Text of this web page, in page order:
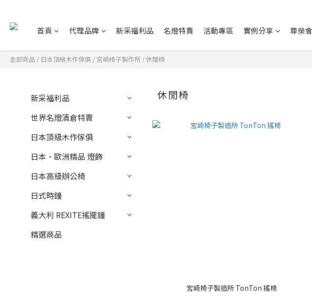
首頁 代理品牌 新采福利品 名燈特賣 活動專區 實例分享 尊榮
全部商品 / 日本頂級木作傢俱 / 宮崎椅子製作所 /休閒椅
新采福利品
世界名燈清倉特賣
日本頂級木作傢俱
日本、歐洲精品 燈飾
日本高級辦公椅
日式時鐘
義大利 REXITE搖擺鐘
精選商品
休閒椅
宮崎椅子製造所 TonTon 搖椅